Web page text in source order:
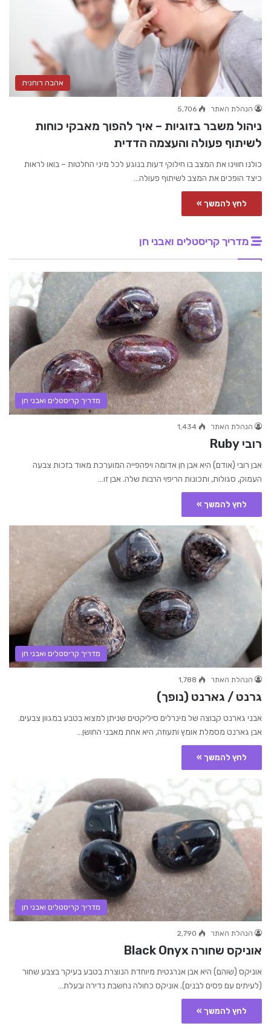
אהבה רוחנית
הנהלת האתר 5,706
ניהול משבר בזוגיות – איך להפוך מאבקי כוחות
לשיתוף פעולה והעצמה הדדית
כולנו חווינו את המצב בו חילוקי דעות בנוגע לכל מיני החלטות – בואו לראות
כיצד הופכים את המצב לשיתוף פעולה…
לחץ להמשך »
מדריך קריסטלים ואבני חן
מדריך קריסטלים ואבני חן
הנהלת האתר 1,434
רובי Ruby
אבן רובי (אודם) היא אבן חן אדומה ויפהפייה המוערכת מאוד בזכות צבעה
העמוק, סגולות, ותכונות הריפוי הרבות שלה. אבן זו…
לחץ להמשך »
מדריך קריסטלים ואבני חן
הנהלת האתר 1,788
גרנט / גארנט (נופך)
אבני גארנט קבוצה של מינרלים סיליקטים שניתן למצוא בטבע במגוון צבעים.
אבן גארנט מסמלת אומץ ותעוזה, היא אחת מאבני החושן…
לחץ להמשך »
מדריך קריסטלים ואבני חן
הנהלת האתר 2,790
אוניקס שחורה Black Onyx
אוניקס (שוהם) היא אבן אנרגטית מיוחדת הנוצרת בטבע בעיקר בצבע שחור
(לעיתים עם פסים לבנים). אוניקס כחולה נחשבת נדירה ובעלת…
לחץ להמשך »